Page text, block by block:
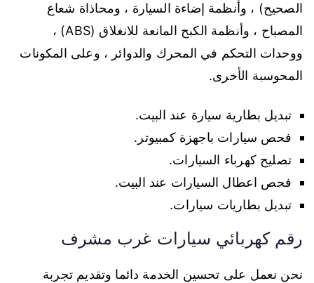
الصحيح) ، وأنظمة إضاءة السيارة ، ومحاذاة شعاع
المصباح ، وأنظمة الكبح المانعة للانغلاق (ABS) ،
ووحدات التحكم في المحرك والدوائر ، وعلى المكونات
المحوسبة الأخرى.
تبديل بطارية سيارة عند البيت.
فحص سيارات باجهزة كمبيوتر.
تصليح كهرباء السيارات.
فحص اعطال السيارات عند البيت.
تبديل بطاريات سيارات.
رقم كهربائي سيارات غرب مشرف
نحن نعمل على تحسين الخدمة دائما وتقديم تجربة